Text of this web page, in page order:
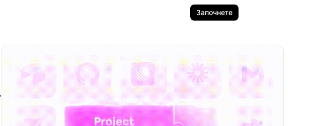
Започнете